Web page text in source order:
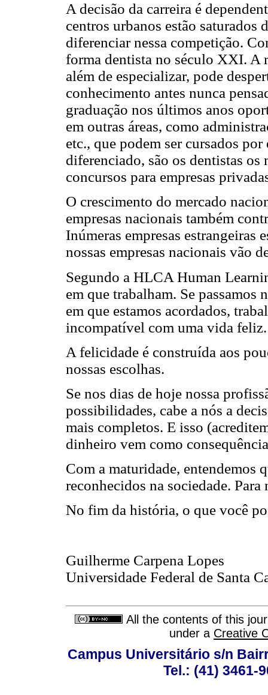
A decisão da carreira é
centros urbanos estão saturados
diferenciar nessa competição.
forma dentista no século XXI. A
além de especializar, pode
conhecimento antes nunca
graduação nos últimos anos
em outras áreas, como
etc., que podem ser cursados
diferenciado, são os dentistas os
concursos para empresas
O crescimento do mercado
empresas nacionais também
Inúmeras empresas
nossas empresas nacionais vão
Segundo a HLCA Human
em que trabalham. Se
em que estamos acordados,
incompatível com uma vida feliz.
A felicidade é construída aos
nossas escolhas.
Se nos dias de hoje nossa
possibilidades, cabe a nós a
mais completos. E isso
dinheiro vem como
Com a maturidade, entendemos
reconhecidos na sociedade.
No fim da história, o que você
Guilherme Carpena Lopes
Universidade Federal de Santa
All the contents of this
under a Creative
Campus Universitário s/n
Tel.: (41) 3461-